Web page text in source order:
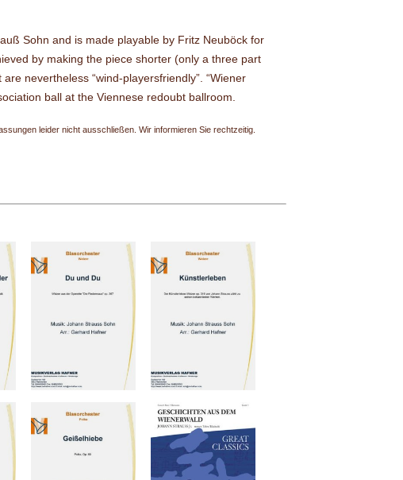
Sohn and is made playable by Fritz Neuböck for
by making the piece shorter (only a three part
nevertheless “wind-playersfriendly”. “Wiener
ball at the Viennese redoubt ballroom.
leider nicht ausschließen. Wir informieren Sie rechtzeitig.